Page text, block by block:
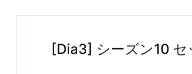
[Dia3] シーズン10